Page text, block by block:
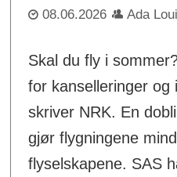
08.06.2026 Ada
Skal du fly i
for kanselleringer og
skriver NRK. En
gjør flygningene
flyselskapene. SAS